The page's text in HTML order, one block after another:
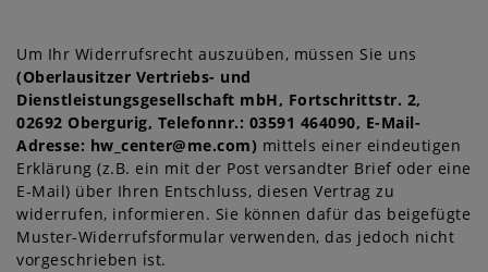
Um Ihr Widerrufsrecht auszuüben, müssen Sie uns
(Oberlausitzer Vertriebs- und
Dienstleistungsgesellschaft mbH, Fortschrittstr. 2,
02692 Obergurig, Telefonnr.: 03591 464090, E-Mail-
Adresse: hw_center@me.com) mittels einer eindeutigen
Erklärung (z.B. ein mit der Post versandter Brief oder eine
E-Mail) über Ihren Entschluss, diesen Vertrag zu
widerrufen, informieren. Sie können dafür das beigefügte
Muster-Widerrufsformular verwenden, das jedoch nicht
vorgeschrieben ist.